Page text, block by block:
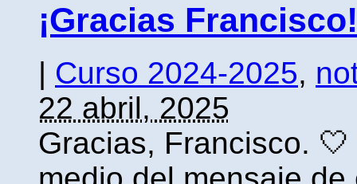
¡Gracias Francisco!
| Curso 2024-2025,
22 abril, 2025
Gracias, Francisco.